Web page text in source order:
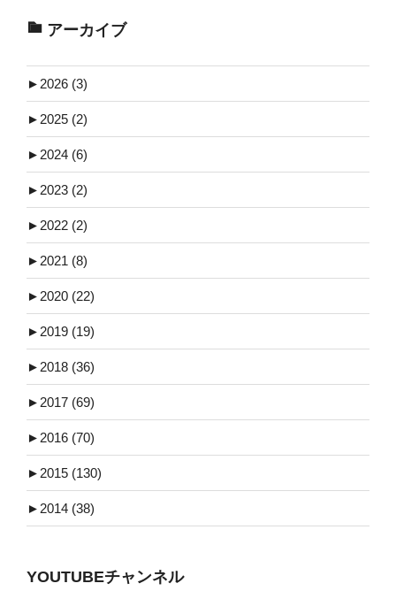
アーカイブ
► 2026 (3)
► 2025 (2)
► 2024 (6)
► 2023 (2)
► 2022 (2)
► 2021 (8)
► 2020 (22)
► 2019 (19)
► 2018 (36)
► 2017 (69)
► 2016 (70)
► 2015 (130)
► 2014 (38)
YOUTUBEチャンネル